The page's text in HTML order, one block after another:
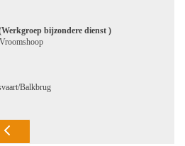
bijzondere dienst )
Balkbrug